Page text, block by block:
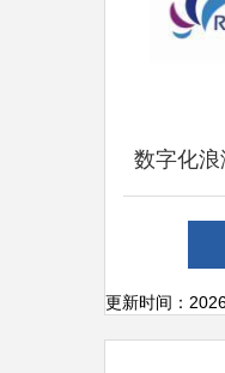
数字化
岛瑞智鑫
更新时间：